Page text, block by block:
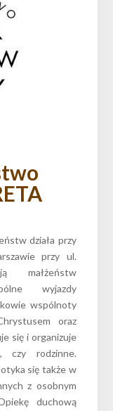
działa przy
przy ul.
małżeństw
wyjazdy
wspólnoty
oraz
się i organizuje
czy rodzinne.
się także w
z osobnym
duchową